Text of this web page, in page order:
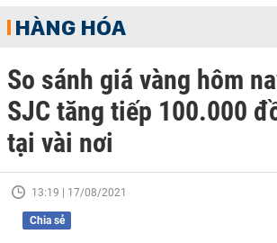
HÀNG HÓA
So sánh giá vàng hôm
SJC tăng tiếp 100.000
tại vài nơi
13:19 | 17/08/2021
Chia sẻ